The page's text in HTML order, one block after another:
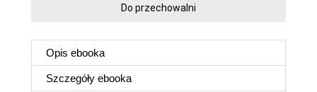
Do przechowalni
Opis ebooka
Szczegóły ebooka